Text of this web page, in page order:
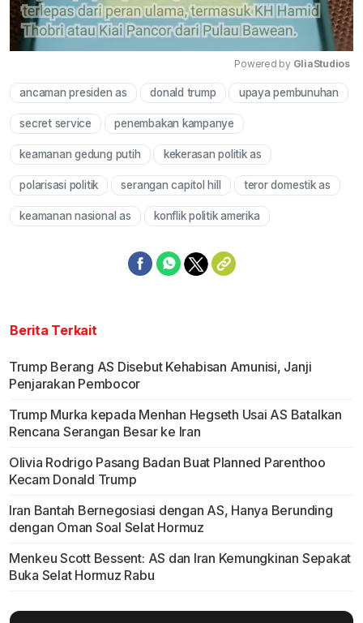
Mute
Powered by GliaStudios
ancaman presiden as donald trump upaya pembunuhan
secret service penembakan kampanye
keamanan gedung putih kekerasan politik as
polarisasi politik serangan capitol hill teror domestik as
keamanan nasional as konflik politik amerika
Berita Terkait
Trump Berang AS Disebut Kehabisan Amunisi, Janji
Penjarakan Pembocor
Trump Murka kepada Menhan Hegseth Usai AS Batalkan
Rencana Serangan Besar ke Iran
Olivia Rodrigo Pasang Badan Buat Planned Parenthoo
Kecam Donald Trump
Iran Bantah Bernegosiasi dengan AS, Hanya Berunding
dengan Oman Soal Selat Hormuz
Menkeu Scott Bessent: AS dan Iran Kemungkinan Sepakat
Buka Selat Hormuz Rabu